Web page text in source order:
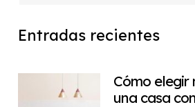
Entradas recientes
Cómo elegir
una casa